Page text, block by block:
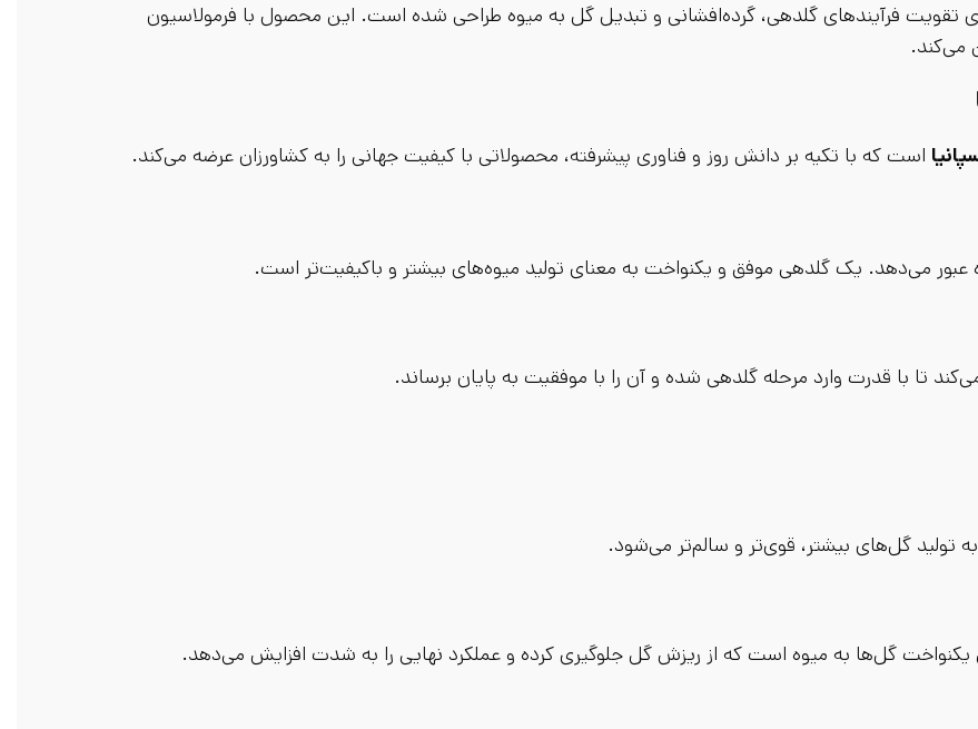
فرآیندهای گلدهی، گرده‌افشانی و تبدیل گل به میوه طراحی شده است. این محصول با فرمولاسیون
می‌کند.
است که با تکیه بر دانش روز و فناوری پیشرفته، محصولاتی با کیفیت جهانی را به کشاورزان عرضه می‌کند.
عبور می‌دهد. یک گلدهی موفق و یکنواخت به معنای تولید میوه‌های بیشتر و باکیفیت‌تر است.
تا با قدرت وارد مرحله گلدهی شده و آن را با موفقیت به پایان برساند.
تولید گل‌های بیشتر، قوی‌تر و سالم‌تر می‌شود.
یکنواخت گل‌ها به میوه است که از ریزش گل جلوگیری کرده و عملکرد نهایی را به شدت افزایش می‌دهد.